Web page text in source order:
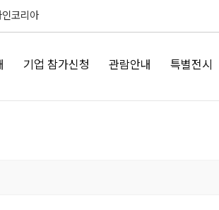
코리아
기업 참가신청 관람안내 특별전시